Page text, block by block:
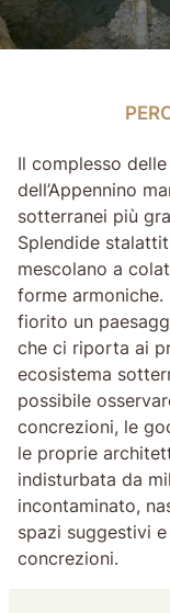
Il complesso
dell’Appennino
sotterranei più
Splendide
mescolano a
forme
fiorito un
che ci riporta ai
ecosistema
possibile
concrezioni, le
le proprie
indisturbata da
incontaminato,
spazi suggestivi
concrezioni.